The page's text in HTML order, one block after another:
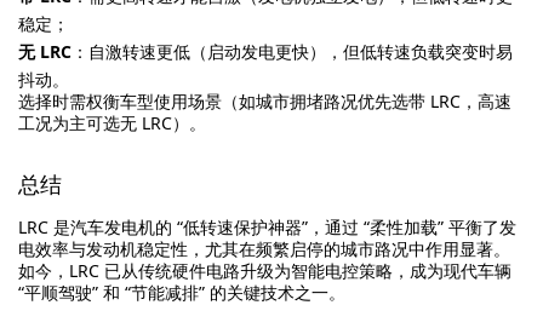
稳定；
无 LRC ：自激转速更低（启动发电更快），但低转速负载突变时易
抖动。
选择时需权衡车型使用场景（如城市拥堵路况优先选带 LRC，高速
工况为主可选无 LRC）。
总结
LRC 是汽车发电机的 “低转速保护神器”，通过 “柔性加载” 平衡了发
电效率与发动机稳定性，尤其在频繁启停的城市路况中作用显著。
如今，LRC 已从传统硬件电路升级为智能电控策略，成为现代车辆
“平顺驾驶” 和 “节能减排” 的关键技术之一。